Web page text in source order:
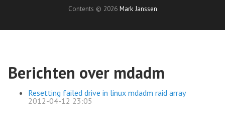
Contents © 2026 Mark Janssen
Berichten over mdadm
Resetting failed drive in linux mdadm raid array
2012-04-12 23:05